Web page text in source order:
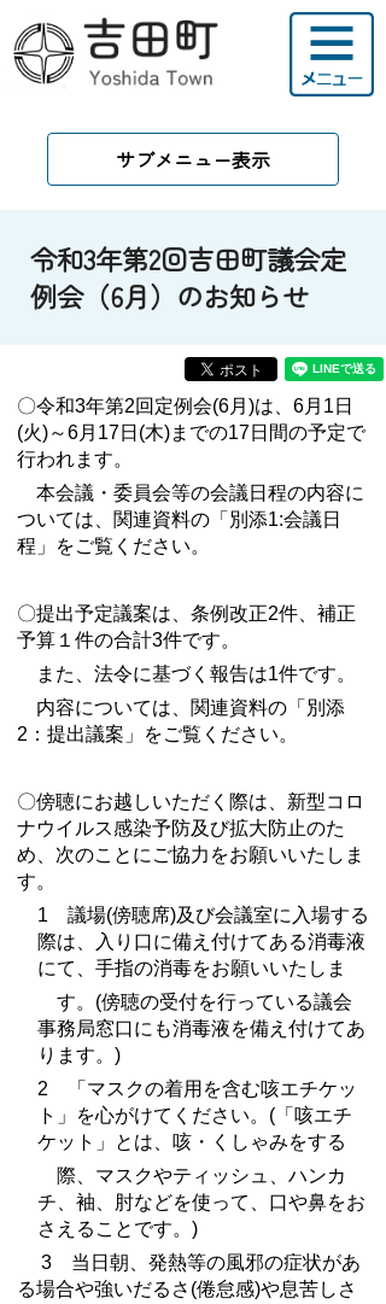
サブメニュー表示
令和3年第2回吉田町議会定
例会（6月）のお知らせ
〇令和3年第2回定例会(6月)は、6月1日
(火)～6月17日(木)までの17日間の予定で
行われます。
本会議・委員会等の会議日程の内容に
ついては、関連資料の「別添1:会議日
程」をご覧ください。
〇提出予定議案は、条例改正2件、補正
予算１件の合計3件です。
また、法令に基づく報告は1件です。
内容については、関連資料の「別添
2：提出議案」をご覧ください。
〇傍聴にお越しいただく際は、新型コロ
ナウイルス感染予防及び拡大防止のた
め、次のことにご協力をお願いいたしま
す。
1 議場(傍聴席)及び会議室に入場する
際は、入り口に備え付けてある消毒液
にて、手指の消毒をお願いいたしま
す。(傍聴の受付を行っている議会
事務局窓口にも消毒液を備え付けてあ
ります。)
2 「マスクの着用を含む咳エチケッ
ト」を心がけてください。(「咳エチ
ケット」とは、咳・くしゃみをする
際、マスクやティッシュ、ハンカ
チ、袖、肘などを使って、口や鼻をお
さえることです。)
3 当日朝、発熱等の風邪の症状があ
る場合や強いだるさ(倦怠感)や息苦しさ